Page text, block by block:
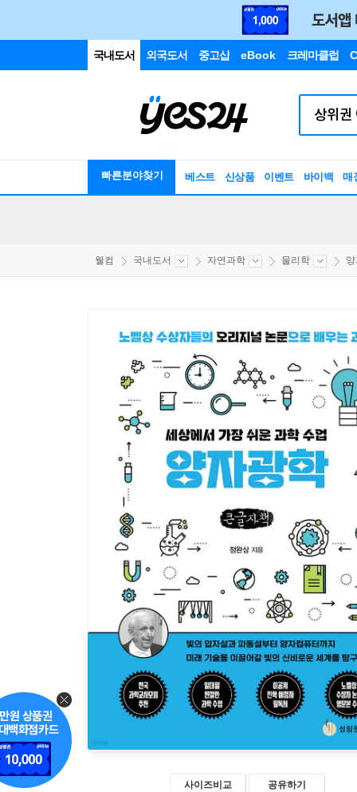
국내도서 외국도서 중고샵 eBook 크레마클럽
빠른분야찾기 베스트 신상품 이벤트 바이백 매
웰컴 국내도서 자연과학 물리학
사이즈비교 공유하기